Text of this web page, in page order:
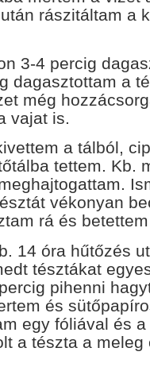
rászitáltam a
3-4 percig
dagasztottam a
még
vajat is.
a tálból,
tettem. Kb.
vékonyan
rá és
14 óra hűtőzés
tésztákat
pihenni
és
egy fóliával és
a tészta a